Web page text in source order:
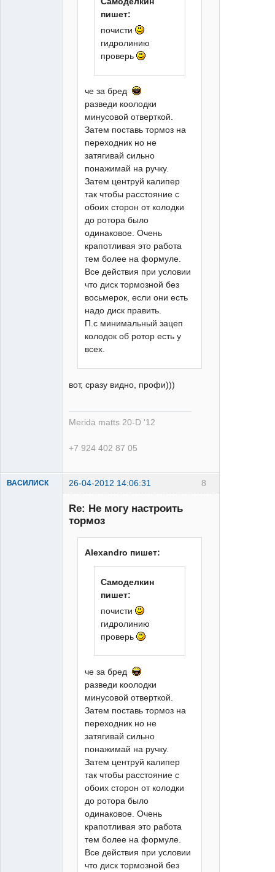
пишет:
почисти
гидролинию
проверь
че за бред
разведи коолодки
минусовой отверткой.
Затем поставь тормоз на
переходник но не
затягивай сильно
понажимай на ручку.
Затем центруй калипер
так чтобы расстояние с
обоих сторон от колодки
до ротора было
одинаковое. Очень
крапотливая это работа
тем более на формуле.
Все действия при условии
что диск тормозной без
восьмерок, если они есть
надо диск править.
П.с минимальный зацеп
колодок об ротор есть у
всех.
вот, сразу видно, профи)))
Merida matts 20-D '12
+7 924 402 87 05
8
ВАСИЛИСК 26-04-2012 14:06:31
Re: Не могу настроить
тормоз
Alexandro пишет:
Самоделкин
пишет:
почисти
гидролинию
проверь
че за бред
разведи коолодки
минусовой отверткой.
Затем поставь тормоз на
переходник но не
затягивай сильно
понажимай на ручку.
Затем центруй калипер
так чтобы расстояние с
обоих сторон от колодки
до ротора было
одинаковое. Очень
крапотливая это работа
тем более на формуле.
Все действия при условии
что диск тормозной без